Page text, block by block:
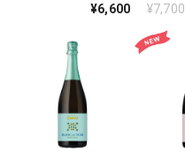
¥6,600
¥7,700